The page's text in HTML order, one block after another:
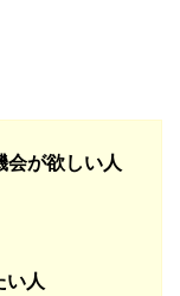
会が欲しい人
い人